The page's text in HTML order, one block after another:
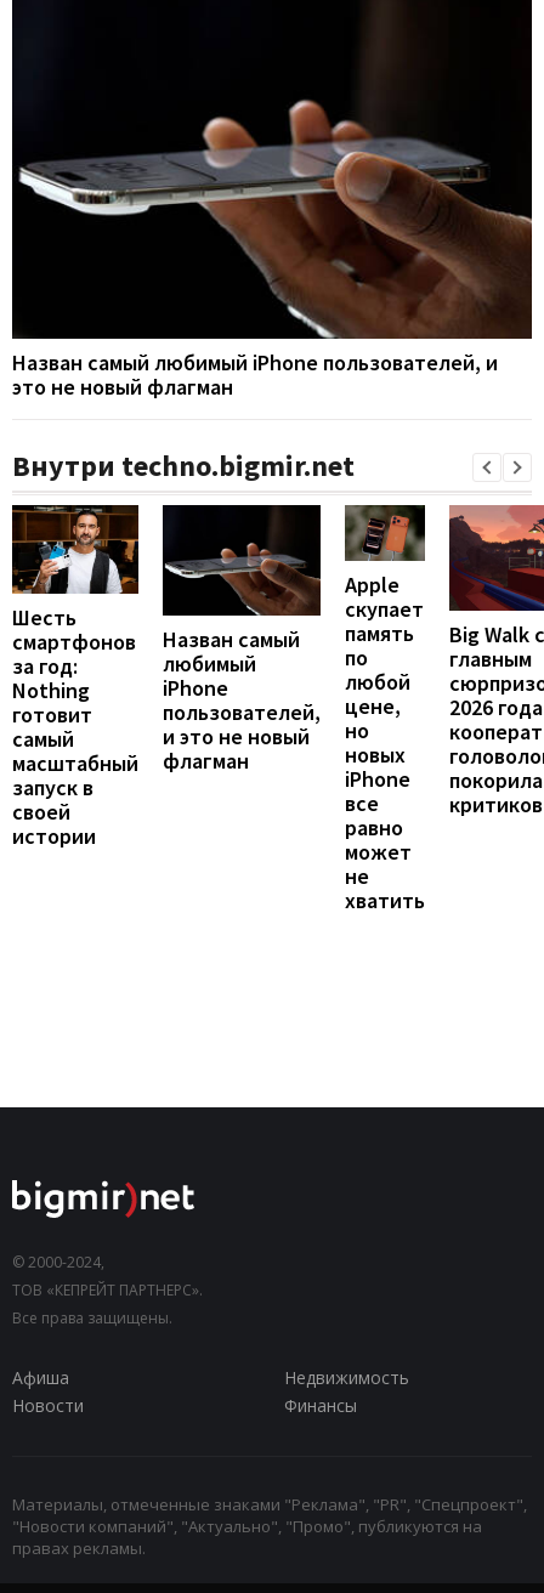
Назван самый любимый iPhone пользователей, и
это не новый флагман
Внутри techno.bigmir.net
Шесть
смартфонов
за год:
Nothing
готовит
самый
масштабный
запуск в
своей
истории
Назван самый
любимый
iPhone
пользователей,
и это не новый
флагман
Apple
скупает
память
по
любой
цене,
но
новых
iPhone
все
равно
может
не
хватить
Big Walk
главным
2026
покорила
критиков
© 2000-2024,
ТОВ «КЕПРЕЙТ ПАРТНЕРС».
Все права защищены.
Афиша
Недвижимость
Новости
Финансы
Материалы, отмеченные знаками "Реклама", "PR", "Спецпроект",
"Новости компаний", "Актуально", "Промо", публикуются на
правах рекламы.